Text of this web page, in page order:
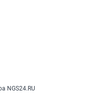
NGS24.RU